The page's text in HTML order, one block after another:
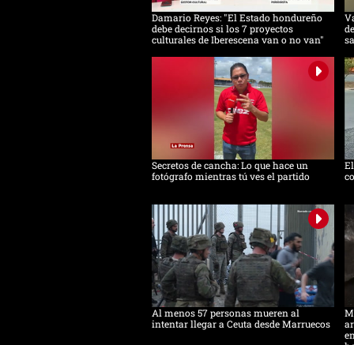
Damario Reyes: "El Estado hondureño
debe decirnos si los 7 proyectos
culturales de Iberescena van o no van"
Secretos de cancha: Lo que hace un
fotógrafo mientras tú ves el partido
Al menos 57 personas mueren al
intentar llegar a Ceuta desde Marruecos